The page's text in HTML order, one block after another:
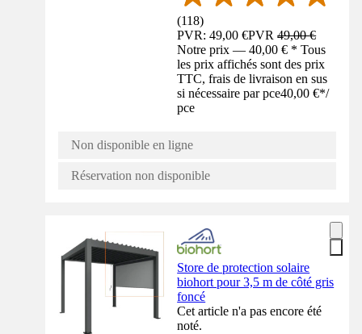
(118)
PVR: 49,00 €PVR49,00 €
Notre prix — 40,00 € * Tous
les prix affichés sont des prix
TTC, frais de livraison en sus
si nécessaire par pce40,00 €*/
pce
Non disponible en ligne
Réservation non disponible
Store de protection solaire
biohort pour 3,5 m de côté gris
foncé
Cet article n'a pas encore été
noté.